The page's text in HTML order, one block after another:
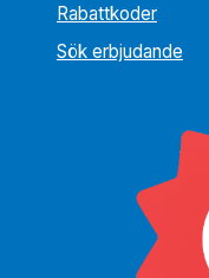
Rabattkoder
Sök erbjudande